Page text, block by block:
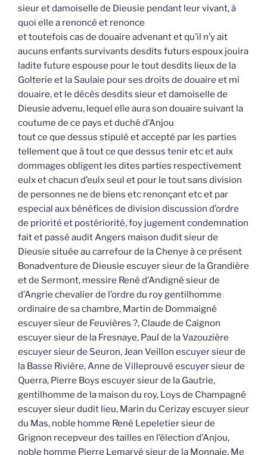
sieur et damoiselle de Dieusie pendant leur vivant, à
quoi elle a renoncé et renonce
et toutefois cas de douaire advenant et qu’il n’y ait
aucuns enfants survivants desdits futurs espoux jouira
ladite future espouse pour le tout desdits lieux de la
Golterie et la Saulaie pour ses droits de douaire et mi
douaire, et le décès desdits sieur et damoiselle de
Dieusie advenu, lequel elle aura son douaire suivant la
coutume de ce pays et duché d’Anjou
tout ce que dessus stipulé et accepté par les parties
tellement que à tout ce que dessus tenir etc et aulx
dommages obligent les dites parties respectivement
eulx et chacun d’eulx seul et pour le tout sans division
de personnes ne de biens etc renonçant etc et par
especial aux bénéfices de division discussion d’ordre
de priorité et postériorité, foy jugement condemnation
fait et passé audit Angers maison dudit sieur de
Dieusie située au carrefour de la Chenye à ce présent
Bonadventure de Dieusie escuyer sieur de la Grandière
et de Sermont, messire René d’Andigné sieur de
d’Angrie chevalier de l’ordre du roy gentilhomme
ordinaire de sa chambre, Martin de Dommaigné
escuyer sieur de Feuvières ?, Claude de Caignon
escuyer sieur de la Fresnaye, Paul de la Vazouzière
escuyer sieur de Seuron, Jean Veillon escuyer sieur de
la Basse Rivière, Anne de Villeprouvé escuyer sieur de
Querra, Pierre Boys escuyer sieur de la Gautrie,
gentilhomme de la maison du roy, Loys de Champagné
escuyer sieur dudit lieu, Marin du Cerizay escuyer sieur
du Mas, noble homme René Lepeletier sieur de
Grignon recepveur des tailles en l’élection d’Anjou,
noble homme Pierre Lemaryé sieur de la Monnaie, Me